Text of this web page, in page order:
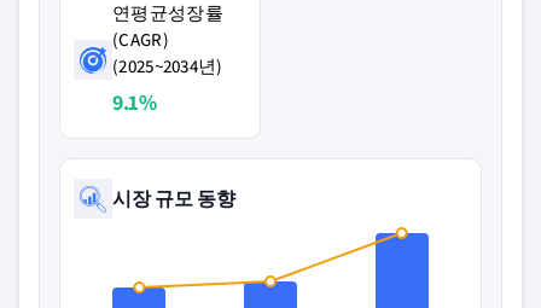
연평균성장률
(CAGR)
(2025~2034년)
9.1%
시장 규모 동향